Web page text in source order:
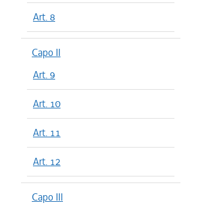
Art. 8
Capo II
Art. 9
Art. 10
Art. 11
Art. 12
Capo III